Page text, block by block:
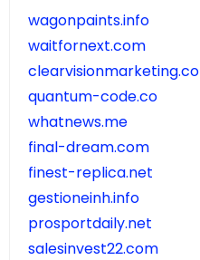
wagonpaints.info
waitfornext.com
clearvisionmarketing.co
quantum-code.co
whatnews.me
final-dream.com
finest-replica.net
gestioneinh.info
prosportdaily.net
salesinvest22.com